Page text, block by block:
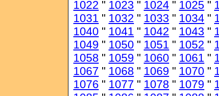
1022 " 1023 " 1024 " 1025 "
1031 " 1032 " 1033 " 1034 "
1040 " 1041 " 1042 " 1043 "
1049 " 1050 " 1051 " 1052 "
1058 " 1059 " 1060 " 1061 "
1067 " 1068 " 1069 " 1070 "
1076 " 1077 " 1078 " 1079 "